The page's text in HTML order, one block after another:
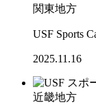
関東地方
USF Sports
2025.11.16
近畿地方